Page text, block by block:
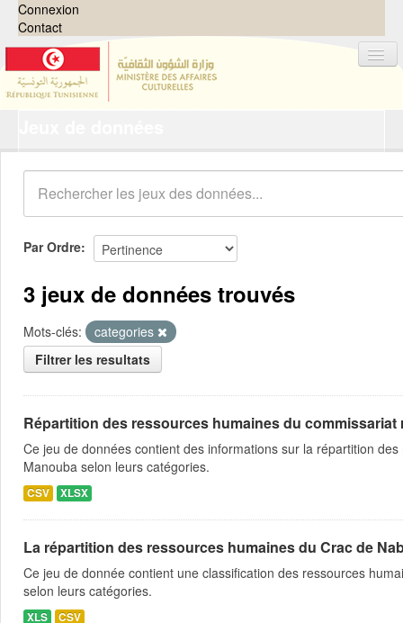
Connexion
Contact
Organisations
Groupes
Demandes 0
À propos
Par Ordre
3 jeux de données trouvés
Mots-clés:
categories
Filtrer les resultats
Répartition des ressources humaines du commissariat
Ce jeu de données contient des informations sur la répartition
Manouba selon leurs catégories.
CSV XLSX
La répartition des ressources humaines du Crac de
Ce jeu de donnée contient une classification des ressources
selon leurs catégories.
XLS CSV